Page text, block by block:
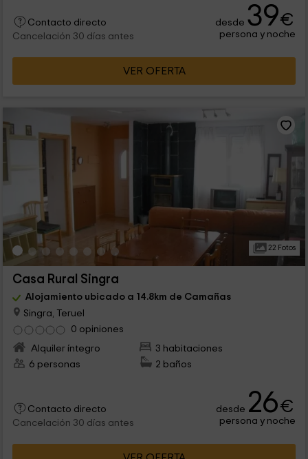
Contacto directo
Cancelación 30 días antes
desde 39€
persona y noche
VER OFERTA
22 Fotos
Casa Rural Singra
Alojamiento ubicado a 14.8km de Camañas
Singra, Teruel
0 opiniones
Alquiler íntegro
3 habitaciones
6 personas
2 baños
Contacto directo
Cancelación 30 días antes
desde 26€
persona y noche